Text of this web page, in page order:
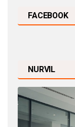
FACEBOOK
NURVIL